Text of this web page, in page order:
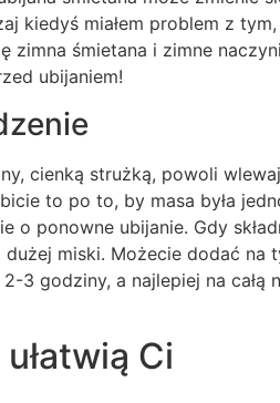
kiedyś miałem problem z
zimna śmietana i zimne
ubijaniem!
cienką strużką, powoli
to po to, by masa była
o ponowne ubijanie. Gdy
dużej miski. Możecie dodać na
3 godziny, a najlepiej na całą
Ci